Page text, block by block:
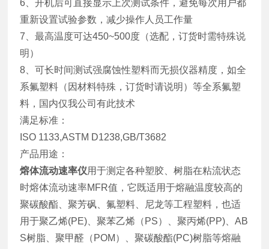
6、开机后可直接显示上次测试条件，避免每次用户都
重新设置试验参数，减少操作人员工作量
7、最高温度可达450~500度（选配，订货时需特殊说
明）
8、可长时间测试强腐蚀性塑料而无损仪器精度，如全
系氟塑料（因材料特殊，订货时请说明）等全系氟塑
料，国内仅我公司有此技术
满足标准：
ISO 1133,ASTM D1238,GB/T3682
产品用途：
熔体流动速率仪用于测定各种塑胶、树脂在粘流状态
时熔体流动速率MFR值，它既适用于熔融温度较高的
聚碳酸酯、聚芳砜、氟塑料、尼龙等工程塑料，也适
用于聚乙烯(PE)、聚苯乙烯（PS）、聚丙烯(PP)、AB
S树脂、聚甲醛（POM）、聚碳酸酯(PC)树脂等熔融